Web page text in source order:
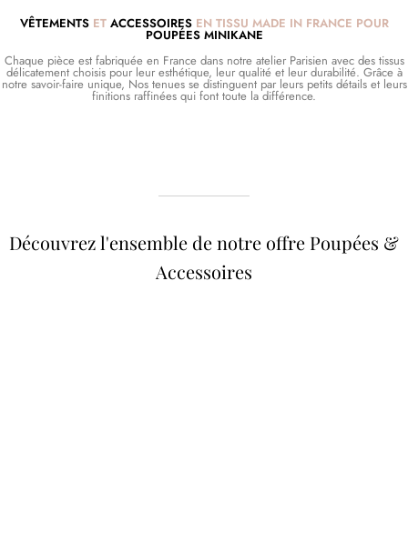
VÊTEMENTSET ACCESSOIRESEN TISSU MADE IN FRANCE POUR
POUPÉES MINIKANE
Chaque pièce est fabriquée en France dans notre atelier Parisien avec des tissus
délicatement choisis pour leur esthétique, leur qualité et leur durabilité. Grâce à
notre savoir-faire unique, Nos tenues se distinguent par leurs petits détails et leurs
finitions raffinées qui font toute la différence.
Découvrez l'ensemble de notre offre Poupées &
Accessoires